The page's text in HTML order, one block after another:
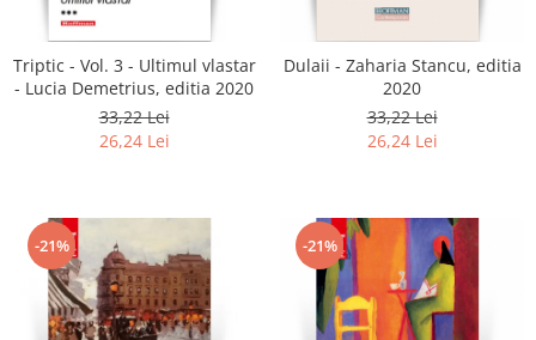
Triptic - Vol. 3 - Ultimul vlastar
- Lucia Demetrius, editia 2020
33,22 Lei
26,24 Lei
Dulaii - Zaharia Stancu, editia
2020
33,22 Lei
26,24 Lei
-21% -21%